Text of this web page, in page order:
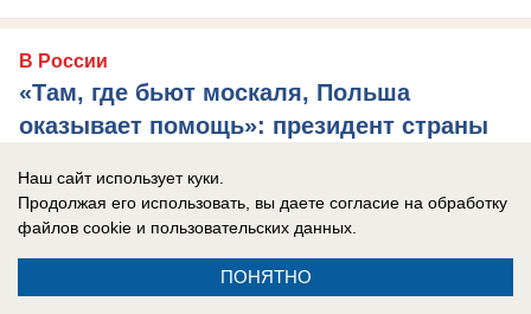
В России
«Там, где бьют москаля, Польша
оказывает помощь»: президент страны
России
Захарова: Это пример «клинической
русофобии», которая «влияет на когнитивные
способности».
Наш сайт использует куки.
Продолжая его использовать, вы даете согласие на обработку
файлов cookie и пользовательских данных.
ПОНЯТНО